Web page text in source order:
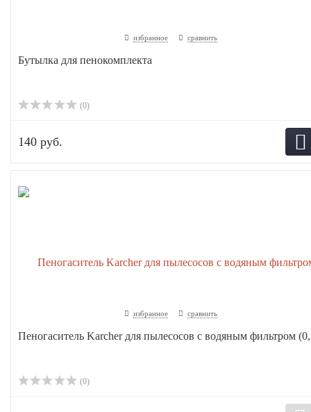
избранное сравнить
Бутылка для пенокомплекта
(0)
140 руб.
избранное сравнить
Пеногаситель Karcher для пылесосов с водяным фильтром
(0)